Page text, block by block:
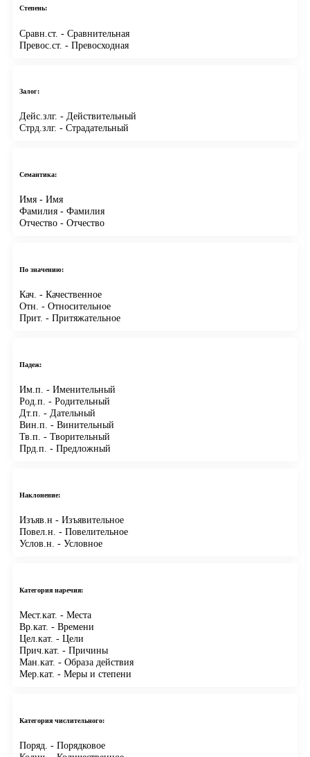
Степень:
Сравн.ст. - Сравнительная
Превос.ст. - Превосходная
Залог:
Дейс.злг. - Действительный
Стрд.злг. - Страдательный
Семантика:
Имя - Имя
Фамилия - Фамилия
Отчество - Отчество
По значению:
Кач. - Качественное
Отн. - Относительное
Прит. - Притяжательное
Падеж:
Им.п. - Именительный
Род.п. - Родительный
Дт.п. - Дательный
Вин.п. - Винительный
Тв.п. - Творительный
Прд.п. - Предложный
Наклонение:
Изъяв.н - Изъявительное
Повел.н. - Повелительное
Услов.н. - Условное
Категория наречия:
Мест.кат. - Места
Вр.кат. - Времени
Цел.кат. - Цели
Прич.кат. - Причины
Ман.кат. - Образа действия
Мер.кат. - Меры и степени
Категория числительного:
Поряд. - Порядковое